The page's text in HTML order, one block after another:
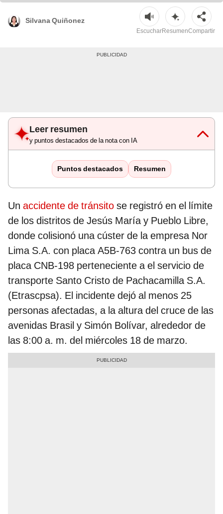
Silvana Quiñonez
EscucharResumenCompartir
Leer resumen
y puntos destacados de la nota con IA
Puntos destacados Resumen
Un accidente de tránsito se registró en el límite
de los distritos de Jesús María y Pueblo Libre,
donde colisionó una cúster de la empresa Nor
Lima S.A. con placa A5B-763 contra un bus de
placa CNB-198 perteneciente a el servicio de
transporte Santo Cristo de Pachacamilla S.A.
(Etrascpsa). El incidente dejó al menos 25
personas afectadas, a la altura del cruce de las
avenidas Brasil y Simón Bolívar, alrededor de
las 8:00 a. m. del miércoles 18 de marzo.